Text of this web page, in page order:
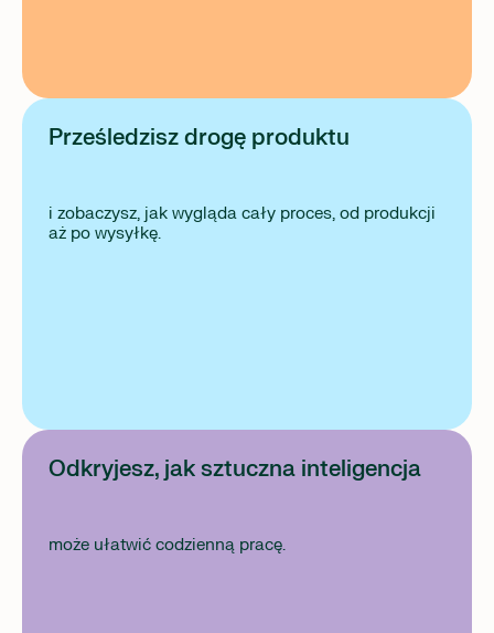
Prześledzisz drogę produktu
i zobaczysz, jak wygląda cały proces, od produkcji
aż po wysyłkę.
Odkryjesz, jak sztuczna inteligencja
może ułatwić codzienną pracę.